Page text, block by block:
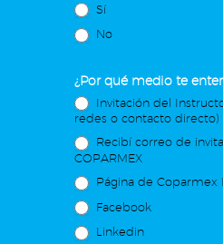
Sí
No
¿Por qué medio te
Invitación del
redes o contacto directo)
Recibí correo de
COPARMEX
Página de Coparmex
Facebook
Linkedin